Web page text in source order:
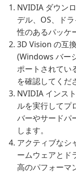
NVIDIA ダウン
デル、OS、ド
性のあるパッケ
3D Vision の互
(Windows バー
ポートされてい
を確認してくだ
NVIDIA インス
ルを実行してプ
バーやサードパ
します。
アクティブなシ
ームウェアとド
高のパフォーマ